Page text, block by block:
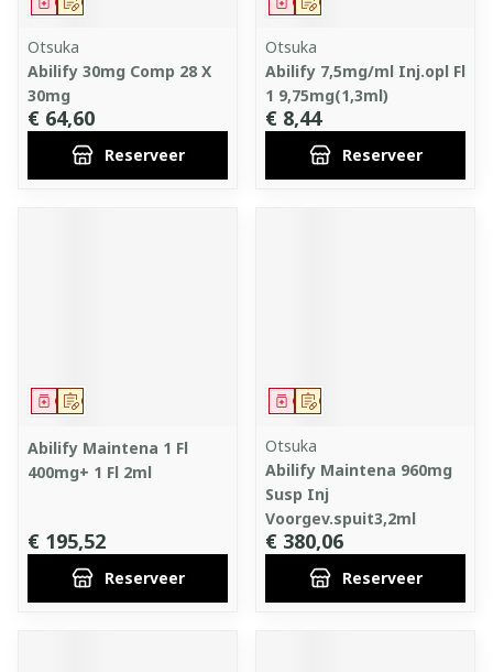
Otsuka
Abilify 30mg Comp 28 X
30mg
€ 64,60
Reserveer
Otsuka
Abilify 7,5mg/ml Inj.opl Fl
1 9,75mg(1,3ml)
€ 8,44
Reserveer
Op voorschrift
Geneesmiddel
Abilify Maintena 1 Fl
400mg+ 1 Fl 2ml
€ 195,52
Reserveer
Op voorschrift
Geneesmiddel
Otsuka
Abilify Maintena 960mg
Susp Inj
Voorgev.spuit3,2ml
€ 380,06
Reserveer